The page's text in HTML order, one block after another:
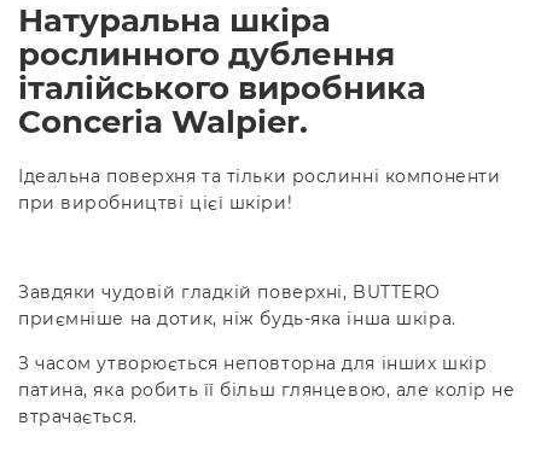
Натуральна шкіра
рослинного дублення
італійського виробника
Conceria Walpier.
Ідеальна поверхня та тільки рослинні компоненти
при виробництві цієї шкіри!
Завдяки чудовій гладкій поверхні, BUTTERO
приємніше на дотик, ніж будь-яка інша шкіра.
З часом утворюється неповторна для інших шкір
патина, яка робить її більш глянцевою, але колір не
втрачається.